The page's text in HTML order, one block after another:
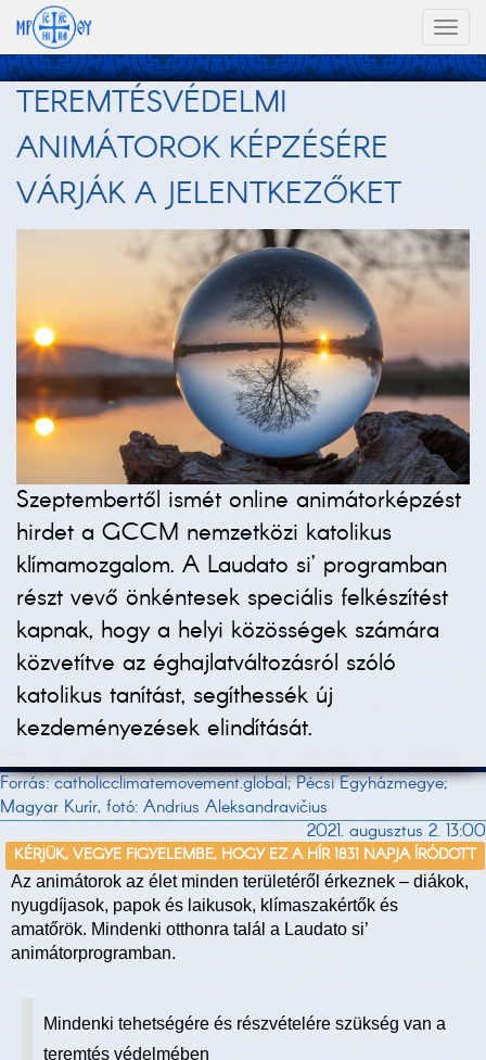
TEREMTÉSVÉDELMI
ANIMÁTOROK KÉPZÉSÉRE
VÁRJÁK A JELENTKEZŐKET
Szeptembertől ismét online animátorképzést
hirdet a GCCM nemzetközi katolikus
klímamozgalom. A Laudato si’ programban
részt vevő önkéntesek speciális felkészítést
kapnak, hogy a helyi közösségek számára
közvetítve az éghajlatváltozásról szóló
katolikus tanítást, segíthessék új
kezdeményezések elindítását.
Forrás: catholicclimatemovement.global; Pécsi Egyházmegye;
Magyar Kurír, fotó: Andrius Aleksandravičius
2021. augusztus 2. 13:00
KÉRJÜK, VEGYE FIGYELEMBE, HOGY EZ A HÍR 1831 NAPJA ÍRÓDOTT
Az animátorok az élet minden területéről érkeznek – diákok,
nyugdíjasok, papok és laikusok, klímaszakértők és
amatőrök. Mindenki otthonra talál a Laudato si’
animátorprogramban.
Mindenki tehetségére és részvételére szükség van a
teremtés védelmében